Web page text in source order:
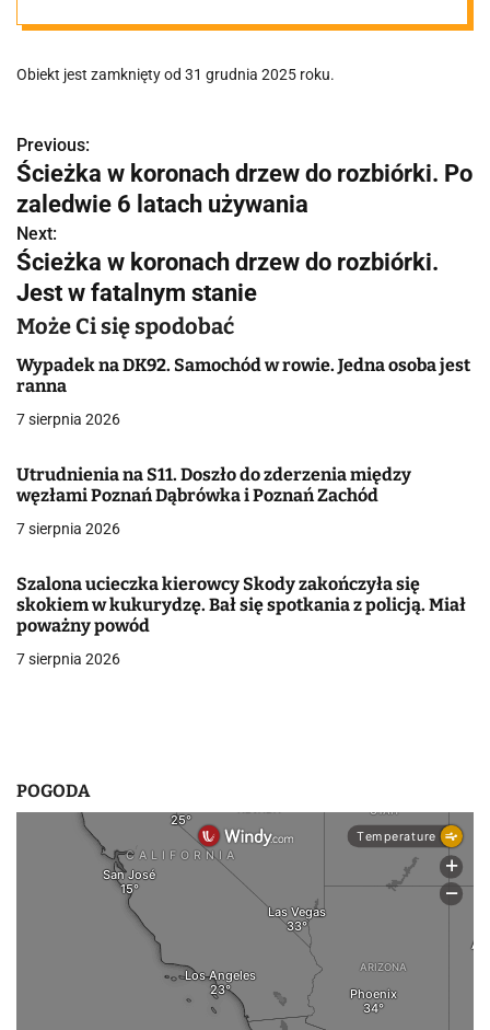
latach
używania
Obiekt jest zamknięty od 31 grudnia 2025 roku.
N
a
w
i
g
a
c
a
w
i
s
Previous:
Ścieżka w koronach drzew do rozbiórki. Po
zaledwie 6 latach używania
Next:
Ścieżka w koronach drzew do rozbiórki.
Jest w fatalnym stanie
Może Ci się spodobać
Wypadek na DK92. Samochód w rowie. Jedna osoba jest
ranna
7 sierpnia 2026
Utrudnienia na S11. Doszło do zderzenia między
węzłami Poznań Dąbrówka i Poznań Zachód
7 sierpnia 2026
Szalona ucieczka kierowcy Skody zakończyła się
skokiem w kukurydzę. Bał się spotkania z policją. Miał
poważny powód
7 sierpnia 2026
POGODA